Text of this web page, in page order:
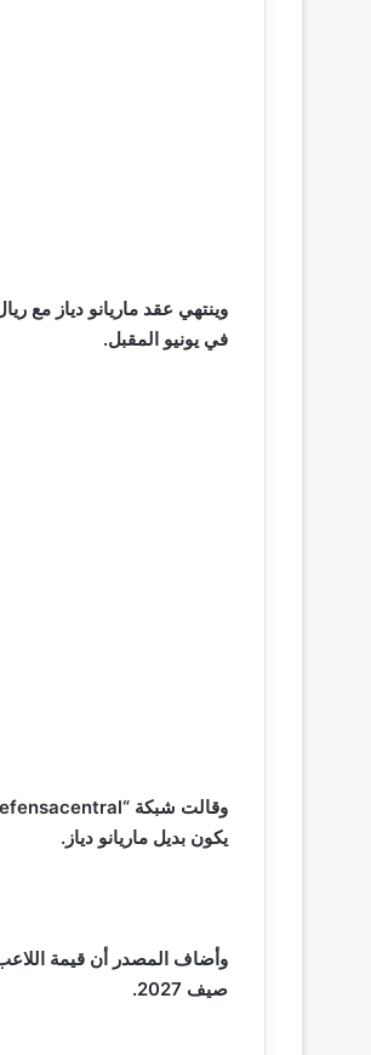
وينتهي عقد ماريانو دياز مع
في يونيو المقبل.
وقالت شبكة “defensacentral” الإسبانية المختصة في شؤون
يكون بديل ماريانو دياز.
صيف 2027.